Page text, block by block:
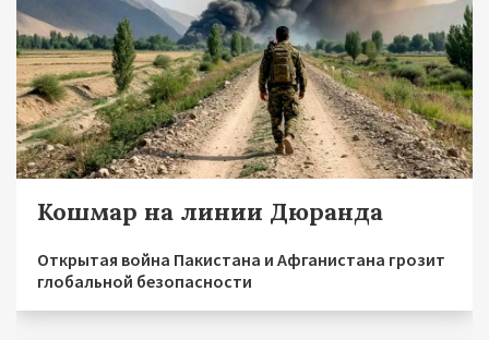
Кошмар на линии Дюранда
Открытая война Пакистана и Афганистана грозит
глобальной безопасности